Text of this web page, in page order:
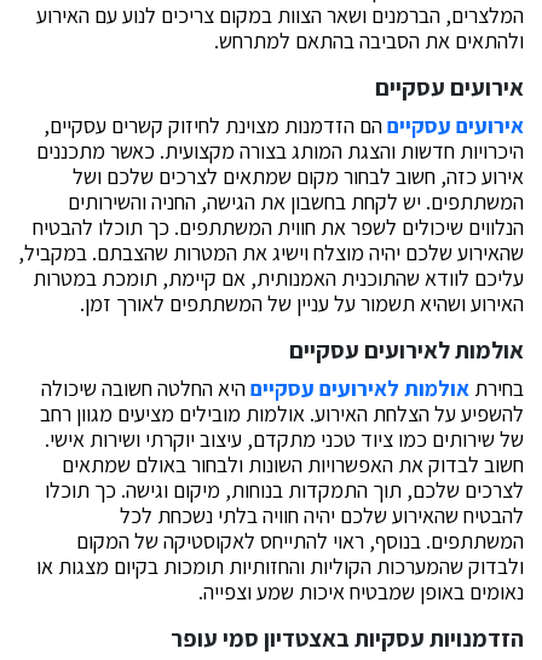
המלצרים, הברמנים ושאר הצוות במקום צריכים לנוע עם האירוע
ולהתאים את הסביבה בהתאם למתרחש.
אירועים עסקיים
אירועים עסקייםהם הזדמנות מצוינת לחיזוק קשרים עסקיים,
היכרויות חדשות והצגת המותג בצורה מקצועית. כאשר מתכננים
אירוע כזה, חשוב לבחור מקום שמתאים לצרכים שלכם ושל
המשתתפים. יש לקחת בחשבון את הגישה, החניה והשירותים
הנלווים שיכולים לשפר את חווית המשתתפים. כך תוכלו להבטיח
שהאירוע שלכם יהיה מוצלח וישיג את המטרות שהצבתם. במקביל,
עליכם לוודא שהתוכנית האמנותית, אם קיימת, תומכת במטרות
האירוע ושהיא תשמור על עניין של המשתתפים לאורך זמן.
אולמות לאירועים עסקיים
בחירת אולמות לאירועים עסקייםהיא החלטה חשובה שיכולה
להשפיע על הצלחת האירוע. אולמות מובילים מציעים מגוון רחב
של שירותים כמו ציוד טכני מתקדם, עיצוב יוקרתי ושירות אישי.
חשוב לבדוק את האפשרויות השונות ולבחור באולם שמתאים
לצרכים שלכם, תוך התמקדות בנוחות, מיקום וגישה. כך תוכלו
להבטיח שהאירוע שלכם יהיה חוויה בלתי נשכחת לכל
המשתתפים. בנוסף, ראוי להתייחס לאקוסטיקה של המקום
ולבדוק שהמערכות הקוליות והחזותיות תומכות בקיום מצגות או
נאומים באופן שמבטיח איכות שמע וצפייה.
הזדמנויות עסקיות באצטדיון סמי עופר